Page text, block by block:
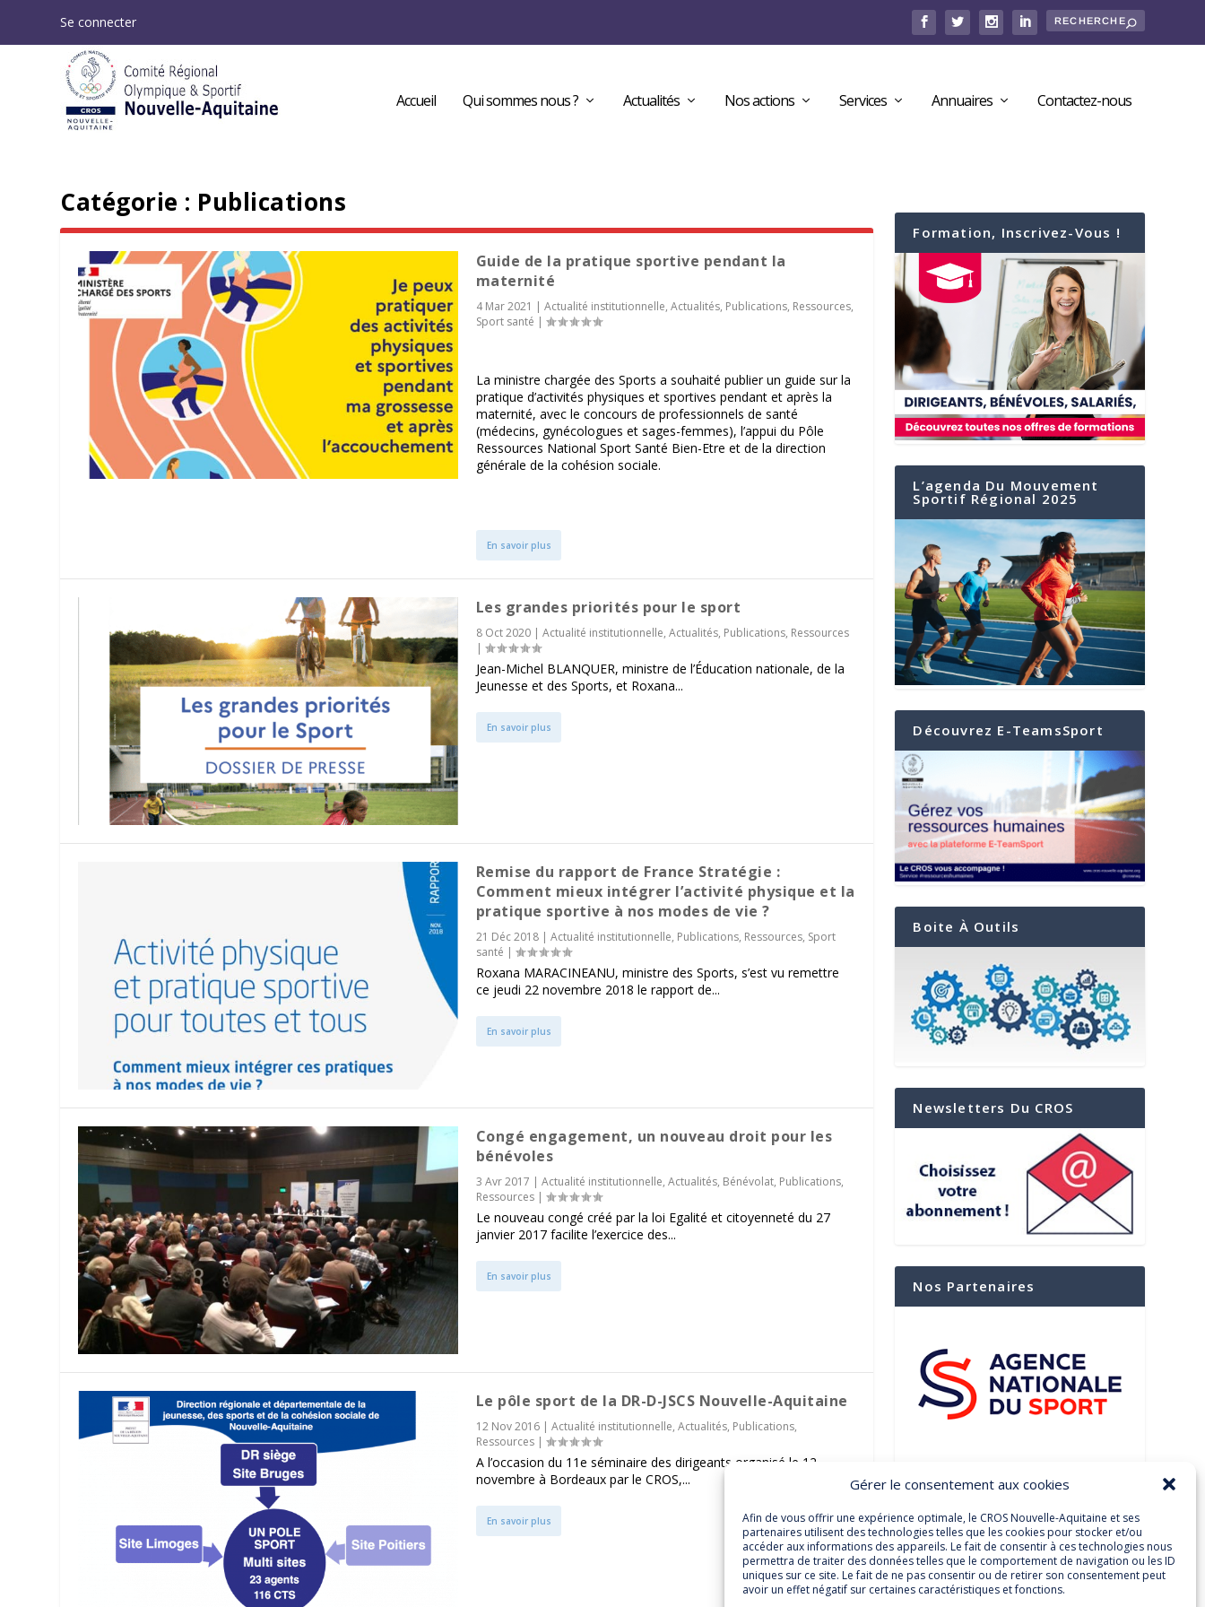
Gérer le consentement aux cookies
Afin de vous offrir une expérience optimale, le CROS Nouvelle-Aquitaine et ses
partenaires utilisent des technologies telles que les cookies pour stocker et/ou
accéder aux informations des appareils. Le fait de consentir à ces technologies nous
permettra de traiter des données telles que le comportement de navigation ou les ID
uniques sur ce site. Le fait de ne pas consentir ou de retirer son consentement peut
avoir un effet négatif sur certaines caractéristiques et fonctions.
Se connecter
Accueil Qui sommes nous ? Actualités Nos actions Services Annuaires Contactez-nous
Catégorie : Publications
Guide de la pratique sportive pendant la
maternité
4 Mar 2021 | Actualité institutionnelle, Actualités, Publications, Ressources,
Sport santé |
La ministre chargée des Sports a souhaité publier un guide sur la
pratique d’activités physiques et sportives pendant et après la
maternité, avec le concours de professionnels de santé
(médecins, gynécologues et sages-femmes), l’appui du Pôle
Ressources National Sport Santé Bien-Etre et de la direction
générale de la cohésion sociale.
En savoir plus
Les grandes priorités pour le sport
8 Oct 2020| Actualité institutionnelle, Actualités, Publications, Ressources
|
Jean-Michel BLANQUER, ministre de l’Éducation nationale, de la
Jeunesse et des Sports, et Roxana...
En savoir plus
Remise du rapport de France Stratégie :
Comment mieux intégrer l’activité physique et la
pratique sportive à nos modes de vie ?
21 Déc 2018| Actualité institutionnelle, Publications, Ressources, Sport
santé |
Roxana MARACINEANU, ministre des Sports, s’est vu remettre
ce jeudi 22 novembre 2018 le rapport de...
En savoir plus
Congé engagement, un nouveau droit pour les
bénévoles
3 Avr 2017 | Actualité institutionnelle, Actualités, Bénévolat, Publications,
Ressources|
Le nouveau congé créé par la loi Egalité et citoyenneté du 27
janvier 2017 facilite l’exercice des...
En savoir plus
Le pôle sport de la DR-D-JSCS Nouvelle-Aquitaine
12 Nov 2016| Actualité institutionnelle, Actualités, Publications,
Ressources|
A l’occasion du 11e séminaire des dirigeants organisé le 12
novembre à Bordeaux par le CROS,...
En savoir plus
Formation, Inscrivez-Vous !
L’agenda Du Mouvement
Sportif Régional 2025
Découvrez E-TeamsSport
Boite À Outils
Newsletters Du CROS
Nos Partenaires
Réseaux Sociaux
Facebook